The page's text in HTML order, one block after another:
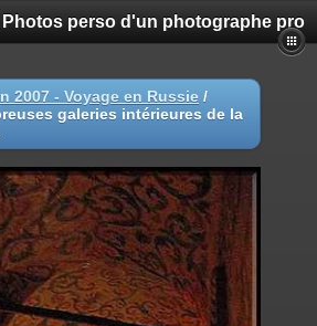
Photos perso d'un photographe pro
2007 - Voyage en Russie /
galeries intérieures de la